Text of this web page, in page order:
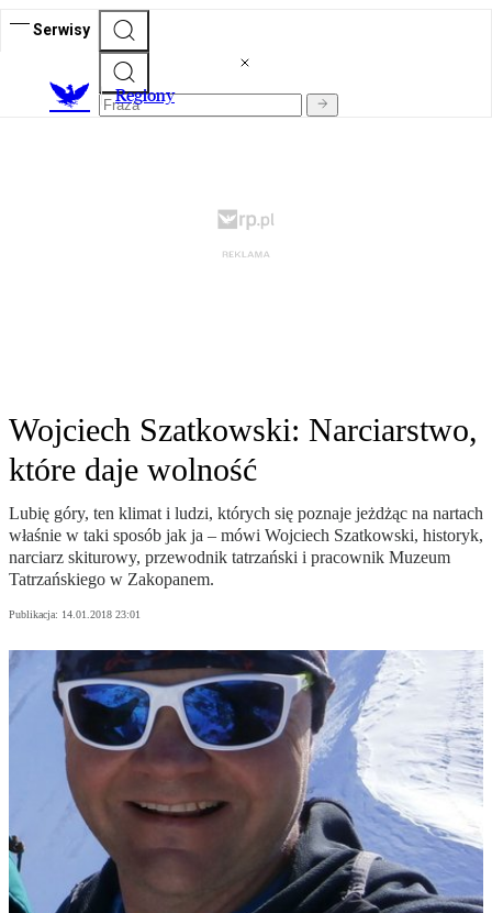
Serwisy
Regiony
Wojciech Szatkowski: Narciarstwo,
które daje wolność
Lubię góry, ten klimat i ludzi, których się poznaje jeżdżąc na nartach
właśnie w taki sposób jak ja – mówi Wojciech Szatkowski, historyk,
narciarz skiturowy, przewodnik tatrzański i pracownik Muzeum
Tatrzańskiego w Zakopanem.
Publikacja: 14.01.2018 23:01